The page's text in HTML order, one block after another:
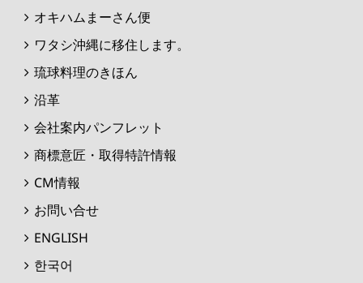
オキハムまーさん便
ワタシ沖縄に移住します。
琉球料理のきほん
沿革
会社案内パンフレット
商標意匠・取得特許情報
CM情報
お問い合せ
ENGLISH
한국어